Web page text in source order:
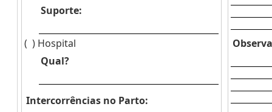
Suporte:
( ) Hospital
Qual?
Intercorrências no Parto: